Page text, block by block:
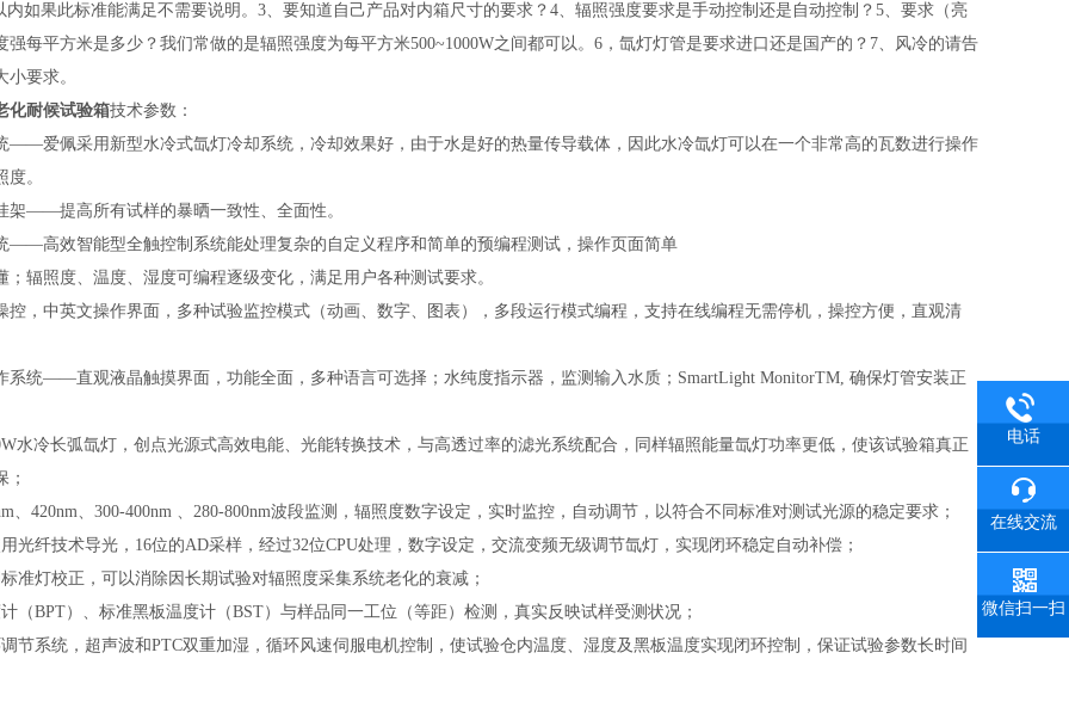
内如果此标准能满足不需要说明。3、要知道自己产品对内箱尺寸的要求？4、辐照强度要求是手动控制还是自动控制？5、要求（亮
强每平方米是多少？我们常做的是辐照强度为每平方米500~1000W之间都可以。6，氙灯灯管是要求进口还是国产的？7、风冷的请告
小要求。
化耐候试验箱技术参数：
——爱佩采用新型水冷式氙灯冷却系统，冷却效果好，由于水是好的热量传导载体，因此水冷氙灯可以在一个非常高的瓦数进行操作
度。
架——提高所有试样的暴晒一致性、全面性。
——高效智能型全触控制系统能处理复杂的自定义程序和简单的预编程测试，操作页面简单
；辐照度、温度、湿度可编程逐级变化，满足用户各种测试要求。
控，中英文操作界面，多种试验监控模式（动画、数字、图表），多段运行模式编程，支持在线编程无需停机，操控方便，直观清
系统——直观液晶触摸界面，功能全面，多种语言可选择；水纯度指示器，监测输入水质；SmartLight MonitorTM, 确保灯管安装正
水冷长弧氙灯，创点光源式高效电能、光能转换技术，与高透过率的滤光系统配合，同样辐照能量氙灯功率更低，使该试验箱真正
；
、420nm、300-400nm 、280-800nm波段监测，辐照度数字设定，实时监控，自动调节，以符合不同标准对测试光源的稳定要求；
光纤技术导光，16位的AD采样，经过32位CPU处理，数字设定，交流变频无级调节氙灯，实现闭环稳定自动补偿；
准灯校正，可以消除因长期试验对辐照度采集系统老化的衰减；
（BPT）、标准黑板温度计（BST）与样品同一工位（等距）检测，真实反映试样受测状况；
节系统，超声波和PTC双重加湿，循环风速伺服电机控制，使试验仓内温度、湿度及黑板温度实现闭环控制，保证试验参数长时间
电话
在线交流
微信扫一扫